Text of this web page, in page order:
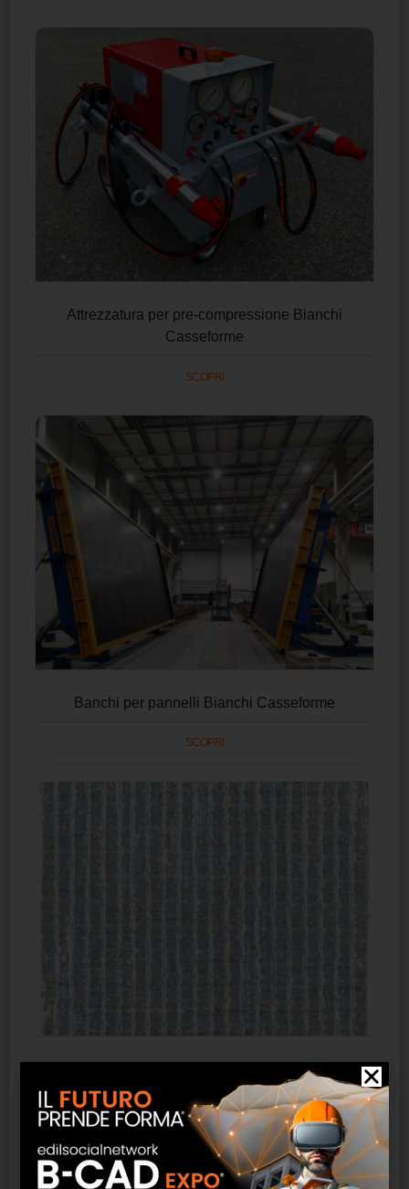
Attrezzatura per pre-compressione Bianchi
Casseforme
SCOPRI
Banchi per pannelli Bianchi Casseforme
SCOPRI
SCOPRI